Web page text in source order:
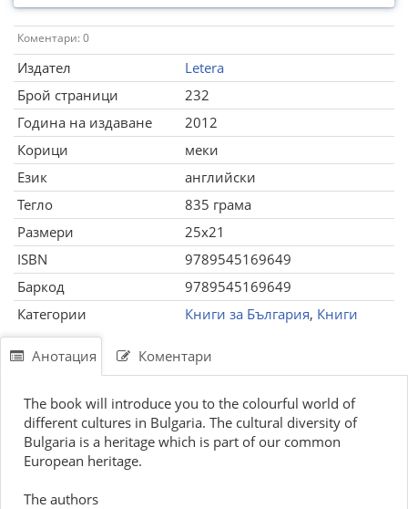
Коментари: 0
Издател
Letera
Брой страници
232
Година на издаване
2012
Корици
меки
Език
английски
Тегло
835 грама
Размери
25x21
ISBN
9789545169649
Баркод
9789545169649
Категории
Книги за България, Книги
Анотация Коментари
The book will introduce you to the colourful world of
different cultures in Bulgaria. The cultural diversity of
Bulgaria is a heritage which is part of our common
European heritage.
The authors